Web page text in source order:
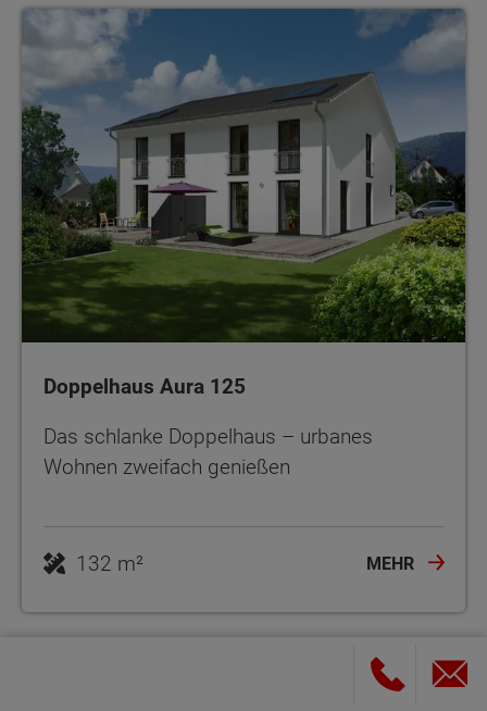
Doppelhaus Aura 125
Das schlanke Doppelhaus – urbanes
Wohnen zweifach genießen
132 m² MEHR
Architektenhaus planen: Grundriss,